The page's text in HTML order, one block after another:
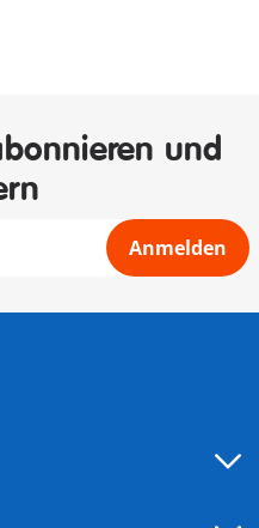
und
Anmelden